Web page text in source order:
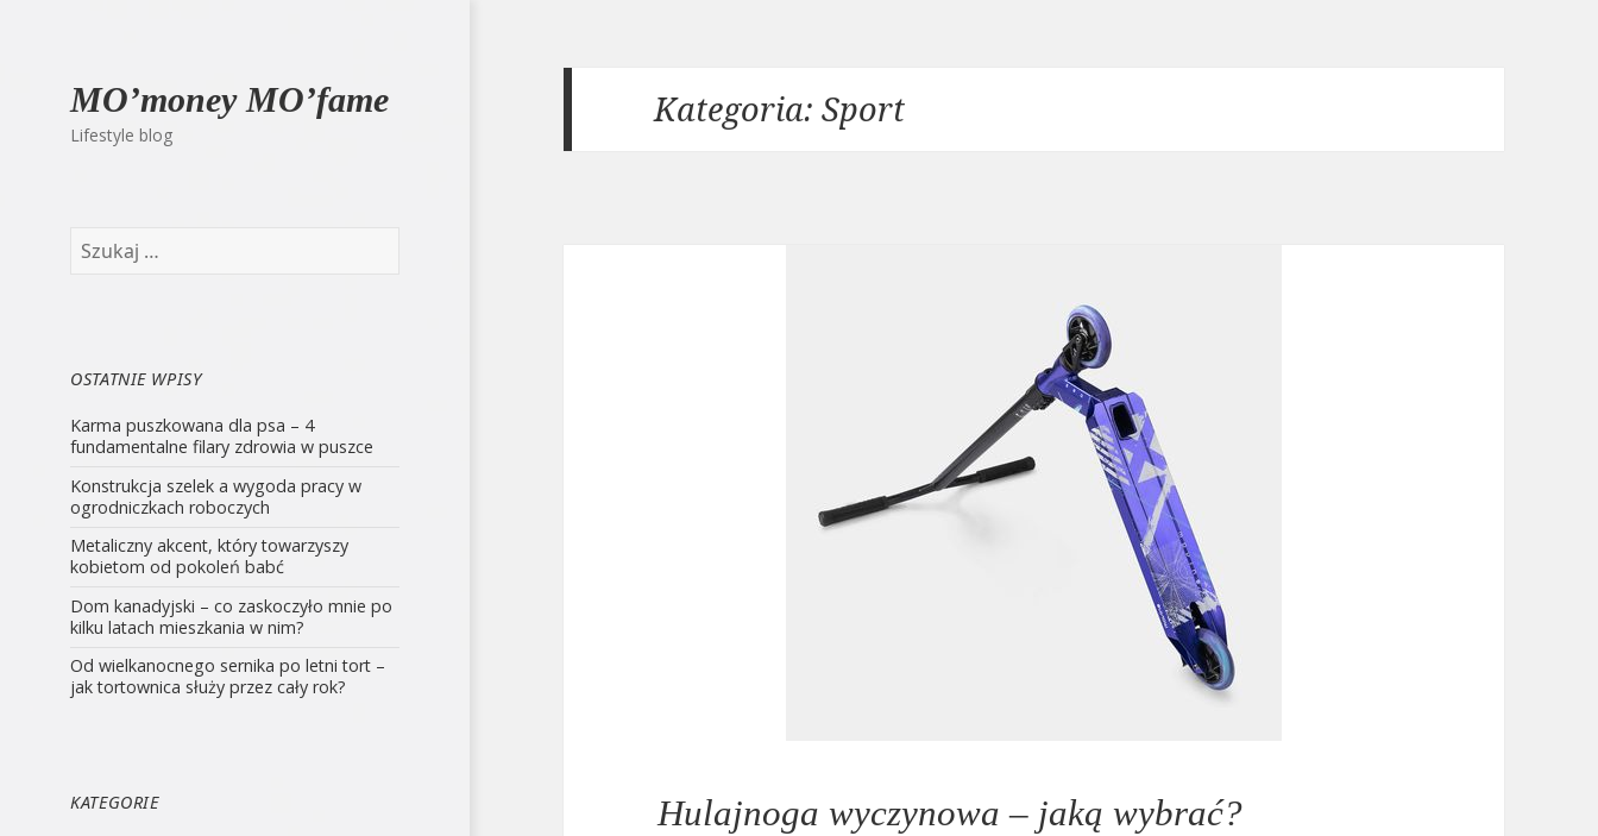
MO’money MO’fame
Lifestyle blog
OSTATNIE WPISY
Karma puszkowana dla psa – 4
fundamentalne filary zdrowia w puszce
Konstrukcja szelek a wygoda pracy w
ogrodniczkach roboczych
Metaliczny akcent, który towarzyszy
kobietom od pokoleń babć
Dom kanadyjski – co zaskoczyło mnie po
kilku latach mieszkania w nim?
Od wielkanocnego sernika po letni tort –
jak tortownica służy przez cały rok?
KATEGORIE
Kategoria:Sport
Hulajnoga wyczynowa – jaką wybrać?